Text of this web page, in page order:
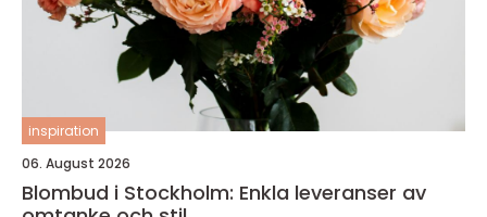
inspiration
06. August 2026
Blombud i Stockholm: Enkla leveranser av